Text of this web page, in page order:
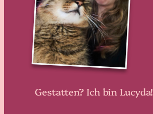
Gestatten? Ich bin Lucyda!